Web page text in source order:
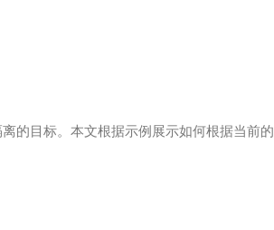
的目标。本文根据示例展示如何根据当前的